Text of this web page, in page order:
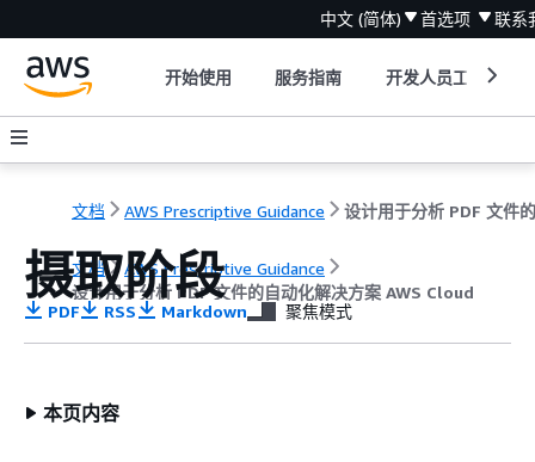
中文 (简体) 首选项 联系
开始使用 服务指南 开发人员工具
文档 AWS Prescriptive Guidance
文档
AWS Prescriptive Guidance
设计用于分析 PDF 文件的自动化解决方案 AWS Cloud
摄取阶段
PDF RSS Markdown 聚焦模式
本页内容